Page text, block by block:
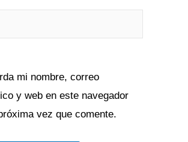
mi nombre, correo
y web en este navegador
vez que comente.